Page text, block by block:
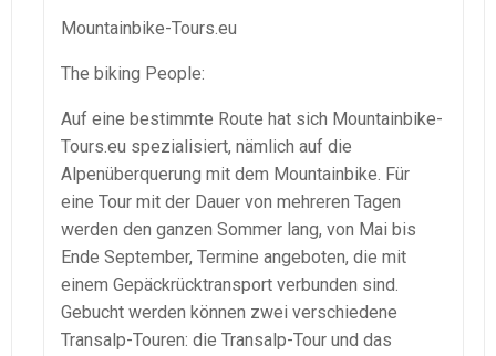
Mountainbike-Tours.eu
The biking People:
Auf eine bestimmte Route hat sich Mountainbike-
Tours.eu spezialisiert, nämlich auf die
Alpenüberquerung mit dem Mountainbike. Für
eine Tour mit der Dauer von mehreren Tagen
werden den ganzen Sommer lang, von Mai bis
Ende September, Termine angeboten, die mit
einem Gepäckrücktransport verbunden sind.
Gebucht werden können zwei verschiedene
Transalp-Touren: die Transalp-Tour und das